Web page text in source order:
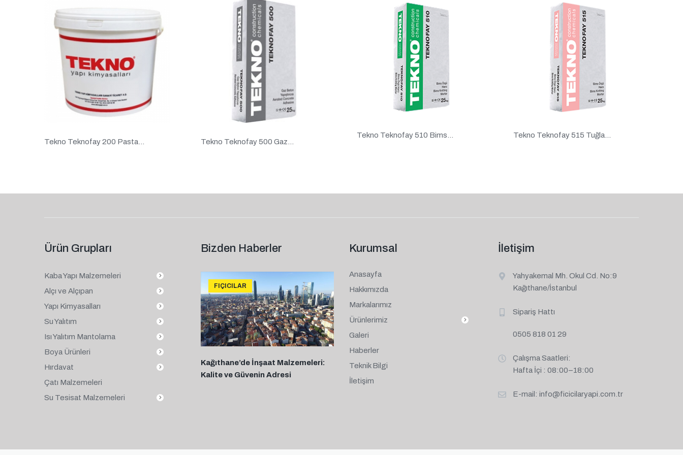
Tekno Teknofay 200 Pasta... Tekno Teknofay 500 Gaz...
Tekno Teknofay 510 Bims... Tekno Teknofay 515 Tuğla...
Ürün Grupları
Kaba Yapı Malzemeleri
Alçı ve Alçıpan
Yapı Kimyasalları
Su Yalıtım
Isı Yalıtım Mantolama
Boya Ürünleri
Hırdavat
Çatı Malzemeleri
Su Tesisat Malzemeleri
Bizden Haberler
FIÇICILAR
Kağıthane’de İnşaat Malzemeleri:
Kalite ve Güvenin Adresi
Kurumsal
Anasayfa
Hakkımızda
Markalarımız
Ürünlerimiz
Galeri
Haberler
Teknik Bilgi
İletişim
İletişim
Yahyakemal Mh. Okul Cd. No:9
Kağıthane/İstanbul
Sipariş Hattı
0505 818 01 29
Çalışma Saatleri:
Hafta İçi : 08:00–18:00
E-mail: info@ficicilaryapi.com.tr